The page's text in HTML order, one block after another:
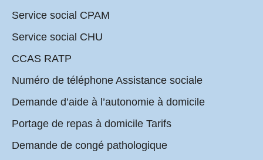
Service social CPAM
Service social CHU
CCAS RATP
Numéro de téléphone Assistance sociale
Demande d’aide à l’autonomie à domicile
Portage de repas à domicile Tarifs
Demande de congé pathologique